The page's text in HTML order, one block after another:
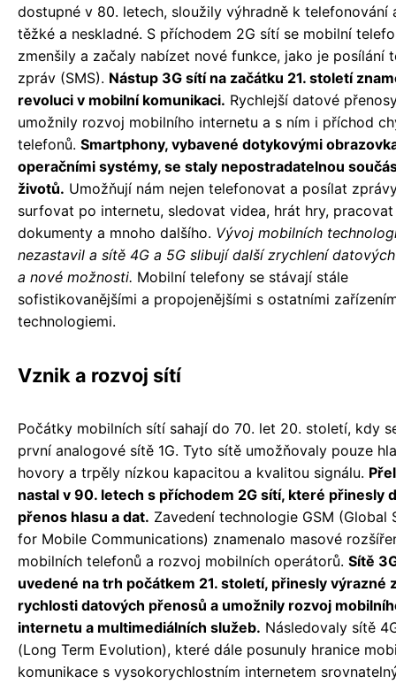
dostupné v 80. letech, sloužily výhradně k telefonování
těžké a neskladné. S příchodem 2G sítí se mobilní
zmenšily a začaly nabízet nové funkce, jako je posílání
zpráv (SMS). Nástup 3G sítí na začátku 21. století
revoluci v mobilní komunikaci. Rychlejší datové
umožnily rozvoj mobilního internetu a s ním i příchod
telefonů. Smartphony, vybavené dotykovými
operačními systémy, se staly nepostradatelnou
životů. Umožňují nám nejen telefonovat a posílat
surfovat po internetu, sledovat videa, hrát hry, pracovat
dokumenty a mnoho dalšího. Vývoj mobilních
nezastavil a sítě 4G a 5G slibují další zrychlení
a nové možnosti. Mobilní telefony se stávají stále
sofistikovanějšími a propojenějšími s ostatními
technologiemi.
Vznik a rozvoj sítí
Počátky mobilních sítí sahají do 70. let 20. století, kdy
první analogové sítě 1G. Tyto sítě umožňovaly pouze
hovory a trpěly nízkou kapacitou a kvalitou signálu.
nastal v 90. letech s příchodem 2G sítí, které přinesly
přenos hlasu a dat. Zavedení technologie GSM (Global
for Mobile Communications) znamenalo masové
mobilních telefonů a rozvoj mobilních operátorů. Sítě
uvedené na trh počátkem 21. století, přinesly výrazné
rychlosti datových přenosů a umožnily rozvoj
internetu a multimediálních služeb. Následovaly sítě
(Long Term Evolution), které dále posunuly hranice
komunikace s vysokorychlostním internetem